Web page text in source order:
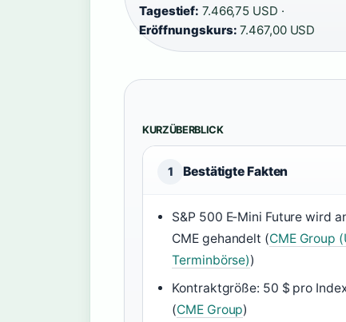
Tagestief: 7.466,75 USD ·
Eröffnungskurs: 7.467,00 USD
KURZÜBERBLICK
1 Bestätigte Fakten
S&P 500 E‑Mini Future wird
CME gehandelt (CME Group
Terminbörse))
Kontraktgröße: 50 $ pro
(CME Group)